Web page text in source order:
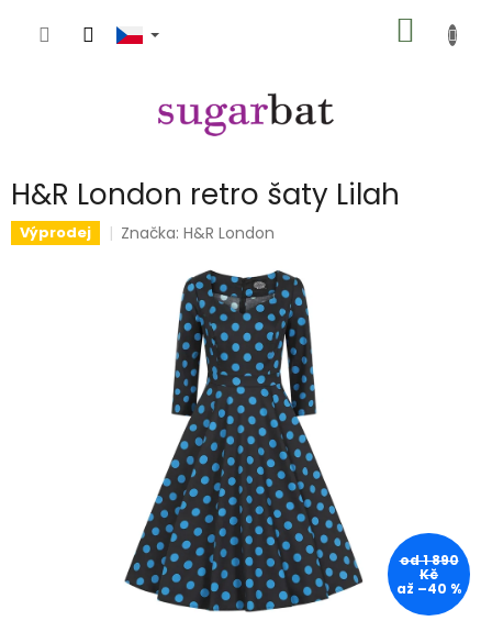
KOŠÍK
H&R London retro šaty Lilah
Výprodej Značka:H&R London
od 1 890
Kč
až –40 %